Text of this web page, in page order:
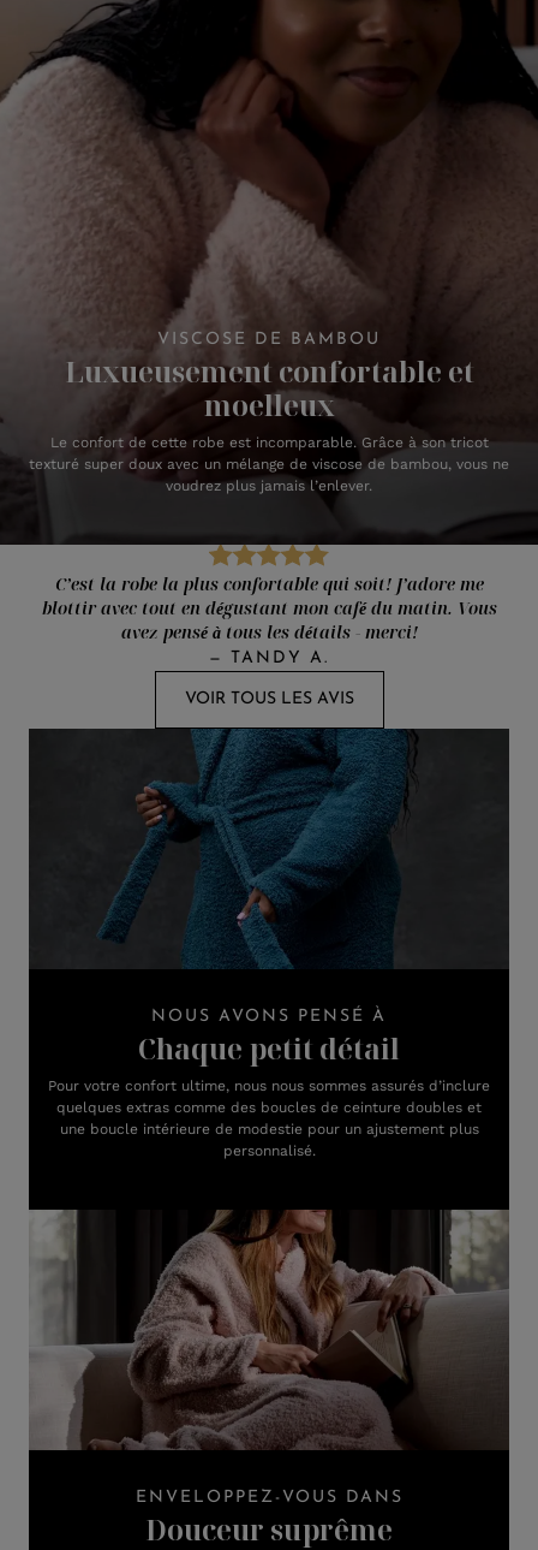
VISCOSE DE BAMBOU
Luxueusement confortable et
moelleux
Le confort de cette robe est incomparable. Grâce à son tricot
texturé super doux avec un mélange de viscose de bambou, vous ne
voudrez plus jamais l’enlever.
C’est la robe la plus confortable qui soit! J’adore me
blottir avec tout en dégustant mon café du matin. Vous
avez pensé à tous les détails - merci!
— TANDY A.
VOIR TOUS LES AVIS
NOUS AVONS PENSÉ À
Chaque petit détail
Pour votre confort ultime, nous nous sommes assurés d’inclure
quelques extras comme des boucles de ceinture doubles et
une boucle intérieure de modestie pour un ajustement plus
personnalisé.
ENVELOPPEZ-VOUS DANS
Douceur suprême